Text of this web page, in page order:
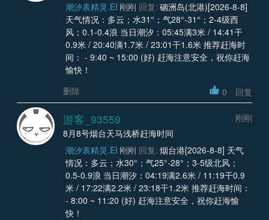
潮汐表精灵.EI 刚刚 回复: 硇洲岛(北港)[2026-8-8]
天气情况：多云；水31°；气28°-31°；2-4级西
风；0.1-0.4浪 当日潮汐：05:45满3米 / 14:41干
0.9米 / 20:40满1.7米 / 23:01干1.6米 推荐赶海时
间： - 9:40 ~ 15:00 (好) 赶海注意安全，祝你赶海
愉快！
删除
0 回复
游客_93559
刚刚
8月8号烟台天马浅桥赶海时间
潮汐表精灵.EI 刚刚 回复: 烟台港[2026-8-8] 天气
情况：多云；水30°；气25°-28°；3-5级北风；
0.5-0.9浪 当日潮汐：04:19满2.6米 / 11:19干0.9
米 / 17:22满2.2米 / 23:18干1.2米 推荐赶海时间：
- 8:00 ~ 11:20 (好) 赶海注意安全，祝你赶海愉
快！